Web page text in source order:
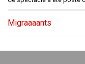
Migraaaants